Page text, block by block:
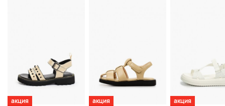
акция
акция
акция